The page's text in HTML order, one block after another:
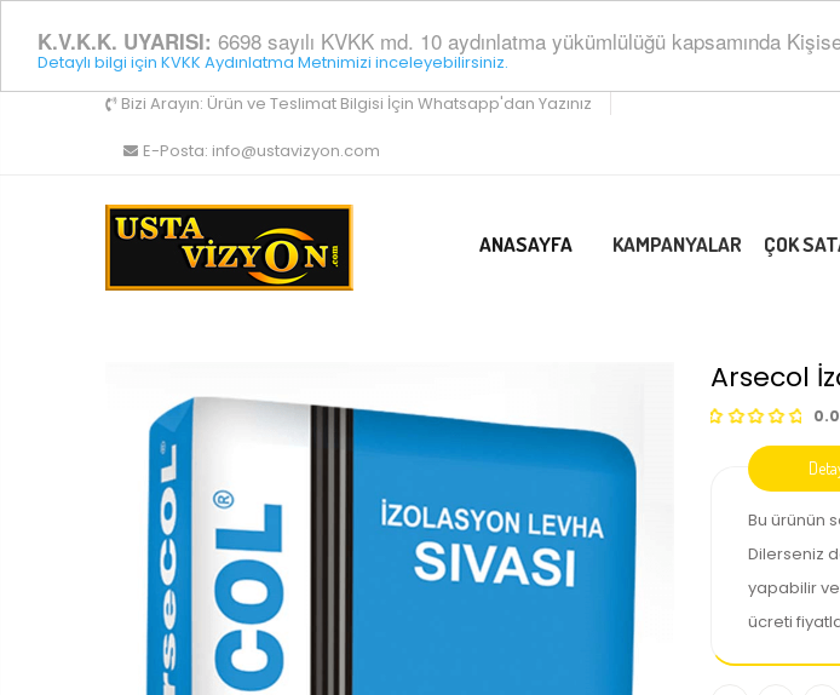
K.V.K.K. UYARISI: 6698 sayılı KVKK md. 10 aydınlatma yükümlülüğü kapsamında
Detaylı bilgi için KVKK Aydınlatma Metnimizi inceleyebilirsiniz.
Bizi Arayın: Ürün ve Teslimat Bilgisi İçin Whatsapp'dan Yazınız
E-Posta: info@ustavizyon.com
ANASAYFA KAMPANYALAR ÇOK
Arsecol
0.0
Bu ürünün
Dilerseniz
yapabilir
ücreti